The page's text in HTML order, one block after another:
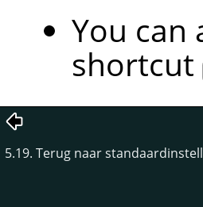
You can
shortcut
5.19. Terug naar